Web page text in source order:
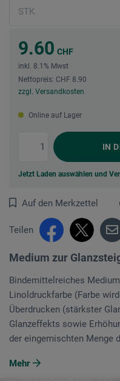
9.60 CHF
inkl. 8.1% Mwst
Nettopreis: CHF 8.90
zzgl. Versandkosten
Online auf Lager
IN
Jetzt Laden auswählen und
Auf den Merkzettel
Teilen
Medium zur
Bindemittelreiches
Linoldruckfarbe (Farbe
Überdrucken (stärkster
Glanzeffekts sowie
der eingemischten Menge
Mehr